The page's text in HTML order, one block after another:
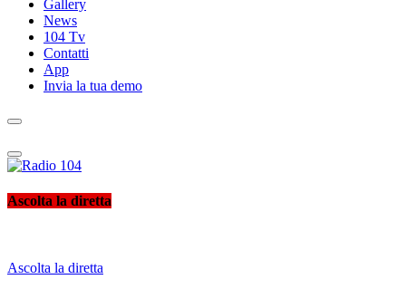
Gallery
News
104 Tv
Contatti
App
Invia la tua demo
Radio 104
Like It !
Ascolta la diretta
Ascolta la diretta